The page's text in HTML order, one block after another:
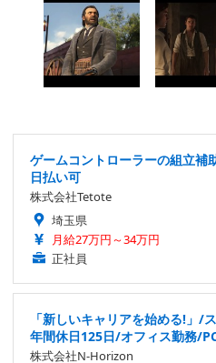
ゲームコントローラーの組立
日払い可
株式会社Tetote
埼玉県
月給27万円～34万円
正社員
「新しいキャリアを始める!」/
年間休日125日/オフィス勤務/
株式会社N-Horizon